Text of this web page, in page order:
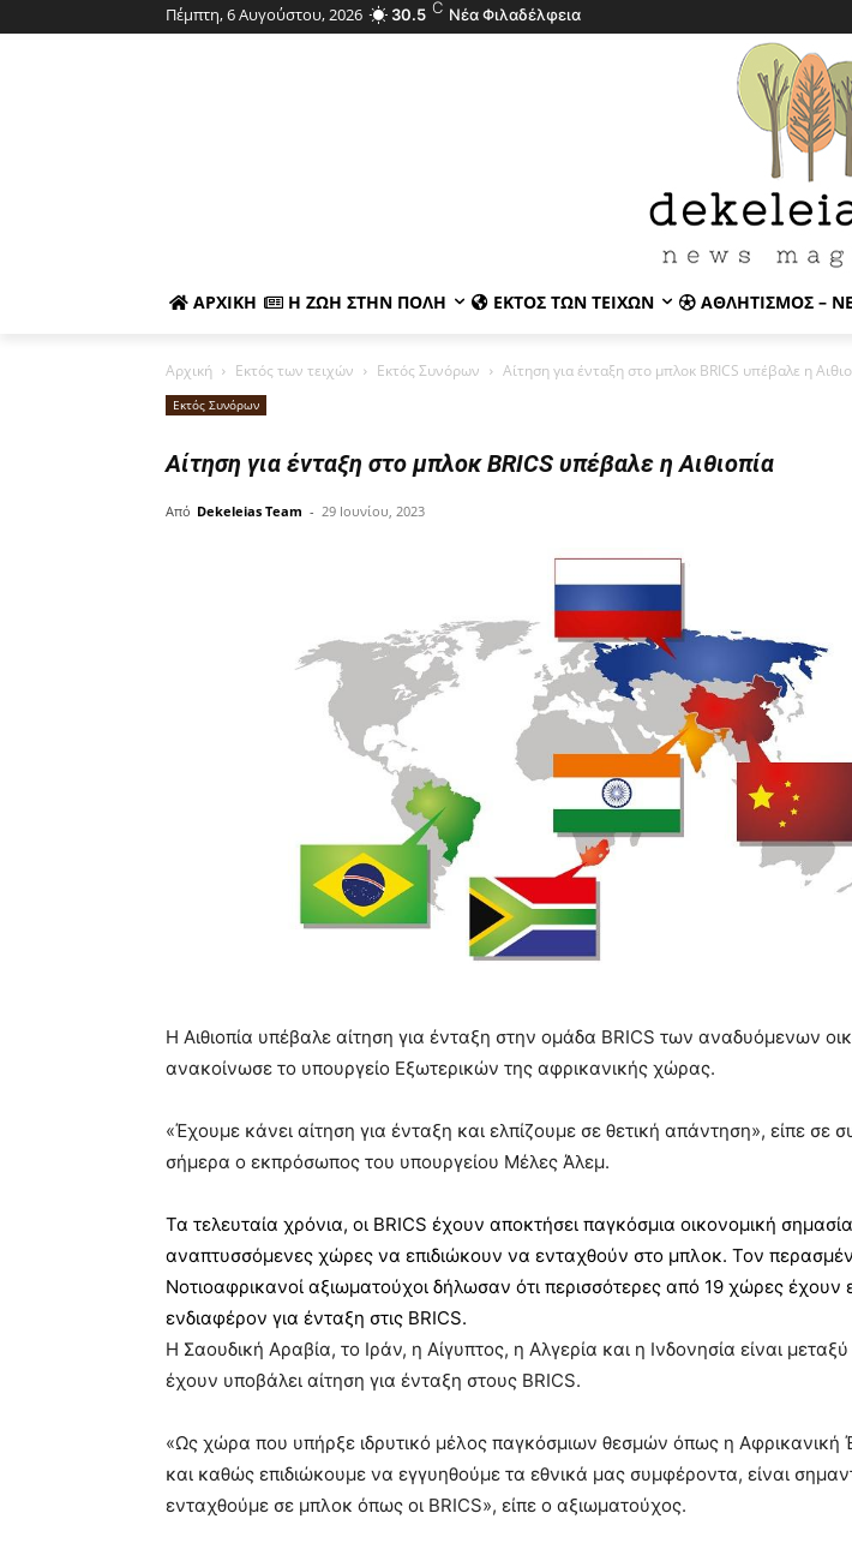
Πέμπτη, 6 Αυγούστου, 2026 30.5 C Νέα Φιλαδέλφεια
ΑΡΧΙΚΉ Η ΖΩΉ ΣΤΗΝ ΠΌΛΗ ΕΚΤΌΣ ΤΩΝ ΤΕΙΧΏΝ ΑΘΛΗΤΙΣΜΌΣ –
Αρχική Εκτός των τειχών Εκτός Συνόρων Αίτηση για ένταξη στο μπλοκ BRICS υπέβαλε η
Εκτός Συνόρων
Αίτηση για ένταξη στο μπλοκ BRICS υπέβαλε η Αιθιοπία
Από Dekeleias Team - 29 Ιουνίου, 2023
Η Αιθιοπία υπέβαλε αίτηση για ένταξη στην ομάδα BRICS των αναδυόμενων
ανακοίνωσε το υπουργείο Εξωτερικών της αφρικανικής χώρας.
«Έχουμε κάνει αίτηση για ένταξη και ελπίζουμε σε θετική απάντηση», είπε σε
σήμερα ο εκπρόσωπος του υπουργείου Μέλες Άλεμ.
Τα τελευταία χρόνια, οι BRICS έχουν αποκτήσει παγκόσμια οικονομική
αναπτυσσόμενες χώρες να επιδιώκουν να ενταχθούν στο μπλοκ. Τον
Νοτιοαφρικανοί αξιωματούχοι δήλωσαν ότι περισσότερες από 19 χώρες έχουν
ενδιαφέρον για ένταξη στις BRICS.
Η Σαουδική Αραβία, το Ιράν, η Αίγυπτος, η Αλγερία και η Ινδονησία είναι
έχουν υποβάλει αίτηση για ένταξη στους BRICS.
«Ως χώρα που υπήρξε ιδρυτικό μέλος παγκόσμιων θεσμών όπως η
και καθώς επιδιώκουμε να εγγυηθούμε τα εθνικά μας συμφέροντα, είναι
ενταχθούμε σε μπλοκ όπως οι BRICS», είπε ο αξιωματούχος.